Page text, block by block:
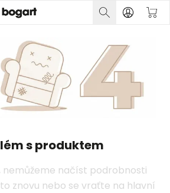
s produktem
nemůžeme načíst podrobnosti
znovu nebo se vraťte na hlavní